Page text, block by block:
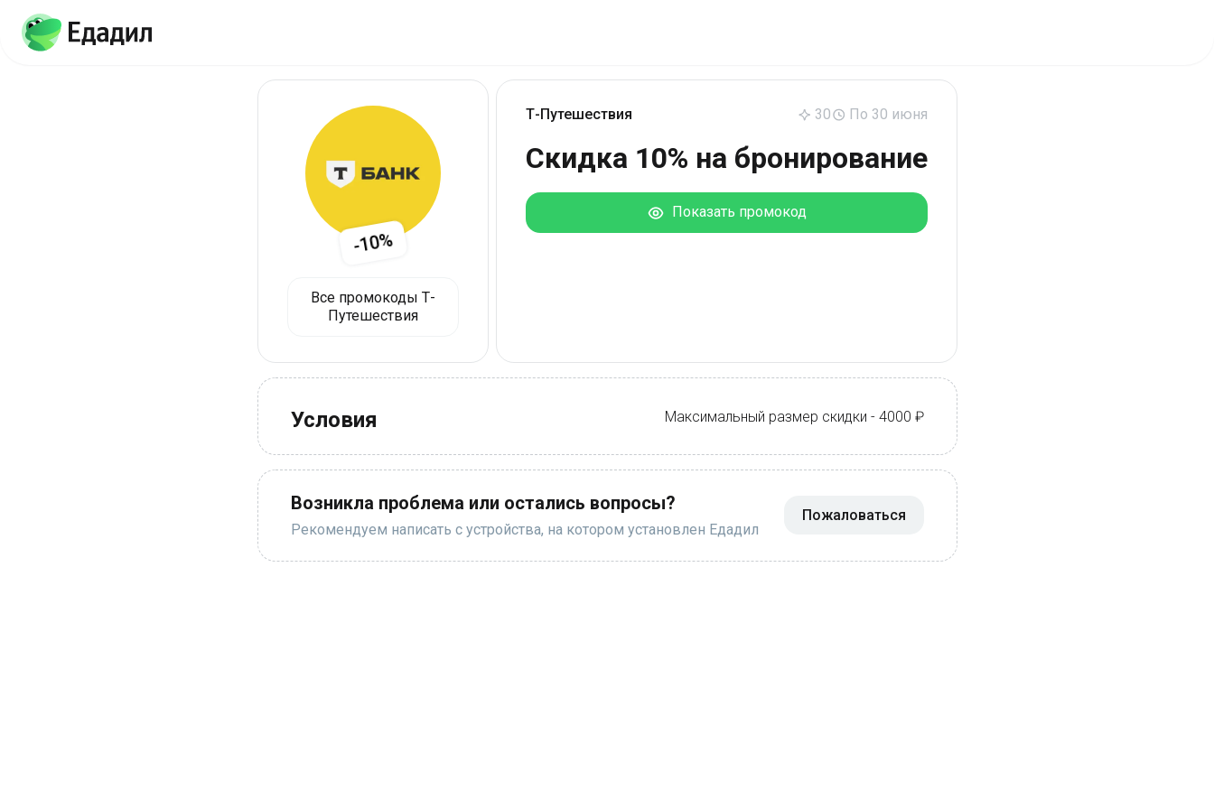
-10%
Все промокоды Т-
Путешествия
Т-Путешествия 30 По 30 июня
Скидка 10% на бронирование
Показать промокод
Условия Максимальный размер скидки - 4000 ₽
Возникла проблема или остались вопросы?
Рекомендуем написать с устройства, на котором установлен Едадил
Пожаловаться